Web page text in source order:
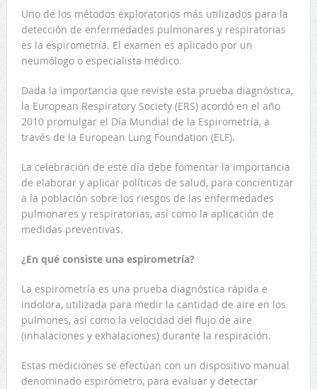
Uno de los métodos exploratorios más utilizados para la
detección de enfermedades pulmonares y respiratorias
es la espirometría. El examen es aplicado por un
neumólogo o especialista médico.
Dada la importancia que reviste esta prueba diagnóstica,
la European Respiratory Society (ERS) acordó en el año
2010 promulgar el Día Mundial de la Espirometría, a
través de la European Lung Foundation (ELF).
La celebración de este día debe fomentar la importancia
de elaborar y aplicar políticas de salud, para concientizar
a la población sobre los riesgos de las enfermedades
pulmonares y respiratorias, así como la aplicación de
medidas preventivas.
¿En qué consiste una espirometría?
La espirometría es una prueba diagnóstica rápida e
indolora, utilizada para medir la cantidad de aire en los
pulmones, así como la velocidad del flujo de aire
(inhalaciones y exhalaciones) durante la respiración.
Estas mediciones se efectúan con un dispositivo manual
denominado espirómetro, para evaluar y detectar